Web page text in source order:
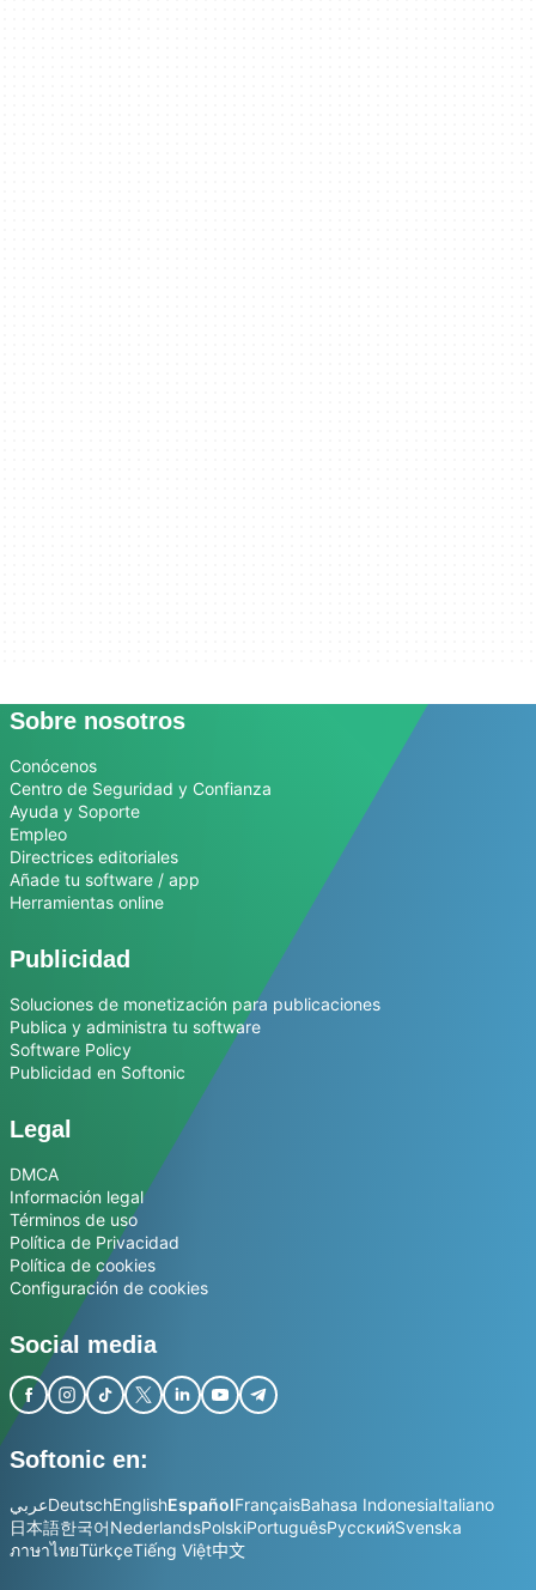
Sobre nosotros
Conócenos
Centro de Seguridad y Confianza
Ayuda y Soporte
Empleo
Directrices editoriales
Añade tu software / app
Herramientas online
Publicidad
Soluciones de monetización para publicaciones
Publica y administra tu software
Software Policy
Publicidad en Softonic
Legal
DMCA
Información legal
Términos de uso
Política de Privacidad
Política de cookies
Configuración de cookies
Social media
Softonic en:
عربيDeutschEnglishEspañolFrançaisBahasa IndonesiaItaliano
日本語한국어NederlandsPolskiPortuguêsРусскийSvenska
ภาษาไทยTürkçeTiếng Việt中文